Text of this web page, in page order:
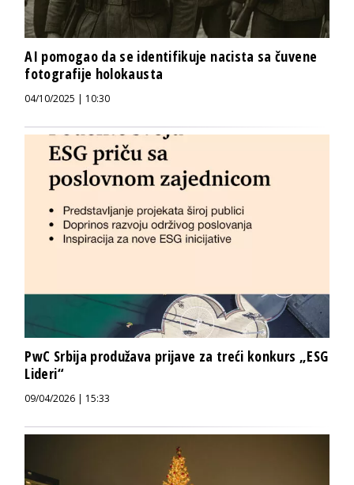
AI pomogao da se identifikuje nacista sa čuvene
fotografije holokausta
04/10/2025 | 10:30
PwC Srbija produžava prijave za treći konkurs „ESG
Lideri“
09/04/2026 | 15:33